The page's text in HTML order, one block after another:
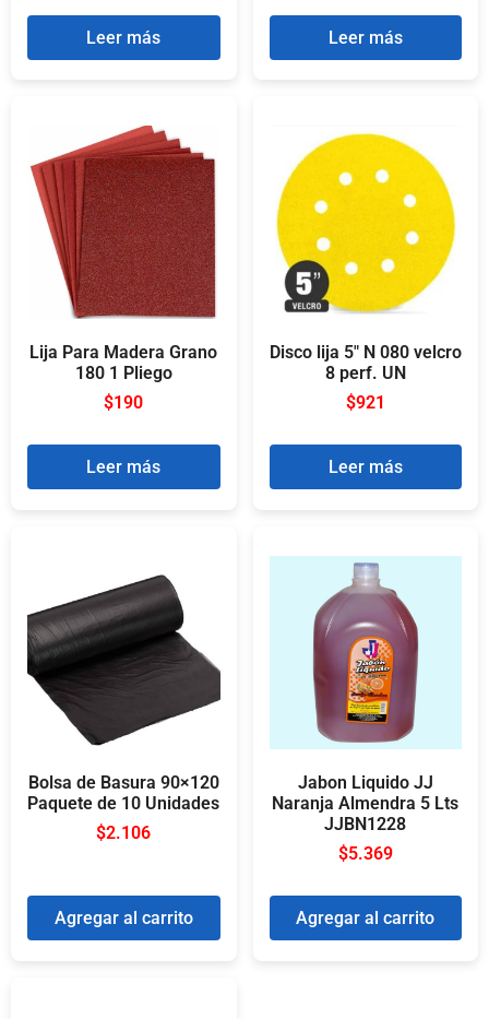
Leer más Leer más
Lija Para Madera Grano
180 1 Pliego
$190
Leer más
Disco lija 5″ N 080 velcro
8 perf. UN
$921
Leer más
Bolsa de Basura 90×120
Paquete de 10 Unidades
$2.106
Agregar al carrito
Jabon Liquido JJ
Naranja Almendra 5 Lts
JJBN1228
$5.369
Agregar al carrito